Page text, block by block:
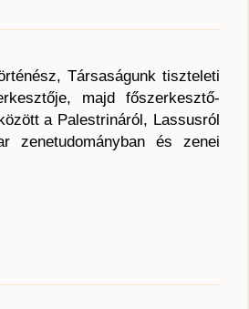
Társaságunk tiszteleti
majd főszerkesztő-
a Palestrináról, Lassusról
és zenei